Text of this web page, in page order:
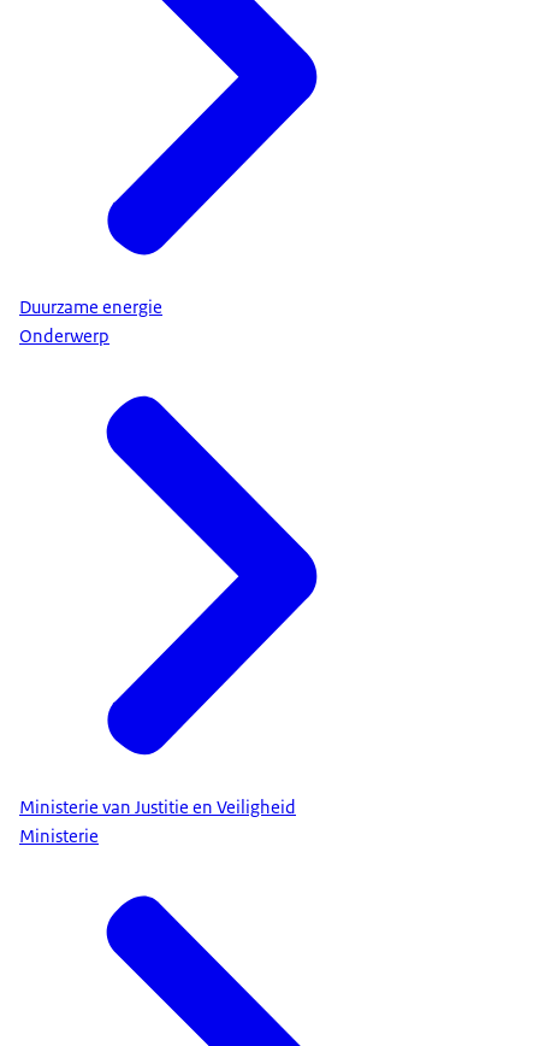
Duurzame energie
Onderwerp
Ministerie van Justitie en Veiligheid
Ministerie